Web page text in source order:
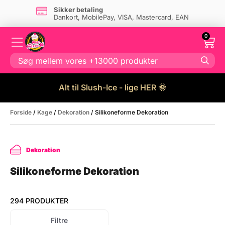
Sikker betaling
Dankort, MobilePay, VISA, Mastercard, EAN
0
Alt til Slush-Ice - lige HER 🌞
Forside / Kage / Dekoration / Silikoneforme Dekoration
Dekoration
Silikoneforme Dekoration
294 PRODUKTER
Filtre